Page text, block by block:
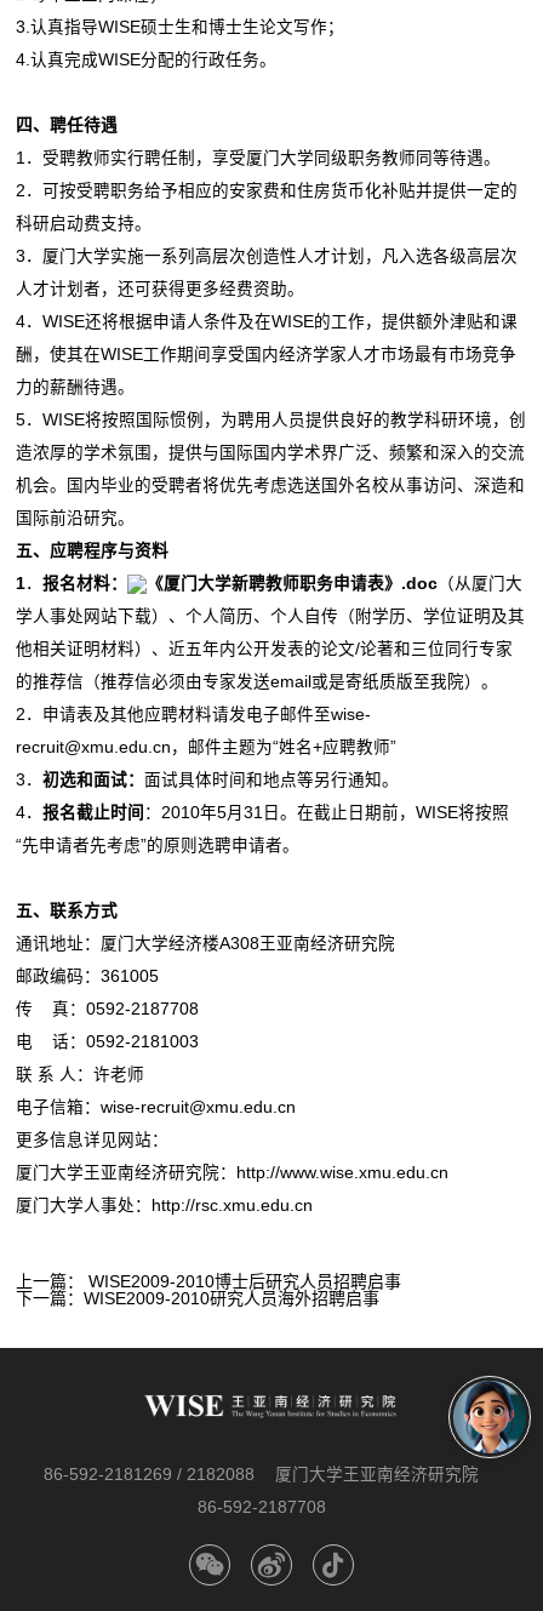
3.认真指导WISE硕士生和博士生论文写作；
4.认真完成WISE分配的行政任务。
四、聘任待遇
1．受聘教师实行聘任制，享受厦门大学同级职务教师同等待遇。
2．可按受聘职务给予相应的安家费和住房货币化补贴并提供一定的
科研启动费支持。
3．厦门大学实施一系列高层次创造性人才计划，凡入选各级高层次
人才计划者，还可获得更多经费资助。
4．WISE还将根据申请人条件及在WISE的工作，提供额外津贴和课
酬，使其在WISE工作期间享受国内经济学家人才市场最有市场竞争
力的薪酬待遇。
5．WISE将按照国际惯例，为聘用人员提供良好的教学科研环境，创
造浓厚的学术氛围，提供与国际国内学术界广泛、频繁和深入的交流
机会。国内毕业的受聘者将优先考虑选送国外名校从事访问、深造和
国际前沿研究。
五、应聘程序与资料
1． 报名材料： 《厦门大学新聘教师职务申请表》.doc（从厦门大
学人事处网站下载）、个人简历、个人自传（附学历、学位证明及其
他相关证明材料）、近五年内公开发表的论文/论著和三位同行专家
的推荐信（推荐信必须由专家发送email或是寄纸质版至我院）。
2．申请表及其他应聘材料请发电子邮件至wise-
recruit@xmu.edu.cn，邮件主题为“姓名+应聘教师”
3． 初选和面试： 面试具体时间和地点等另行通知。
4． 报名截止时间 ：2010年5月31日。在截止日期前，WISE将按照
“先申请者先考虑”的原则选聘申请者。
五、联系方式
通讯地址：厦门大学经济楼A308王亚南经济研究院
邮政编码：361005
传 真：0592-2187708
电 话：0592-2181003
联 系 人：许老师
电子信箱：wise-recruit@xmu.edu.cn
更多信息详见网站：
厦门大学王亚南经济研究院：http://www.wise.xmu.edu.cn
厦门大学人事处：http://rsc.xmu.edu.cn
上一篇： WISE2009-2010博士后研究人员招聘启事
下一篇： WISE2009-2010研究人员海外招聘启事
86-592-2181269 / 2182088
厦门大学王亚南经济研究院
86-592-2187708